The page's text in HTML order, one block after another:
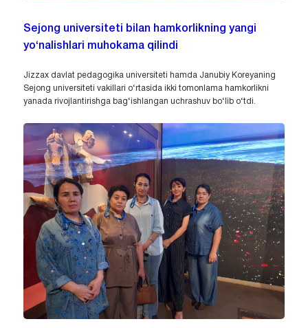
Sejong universiteti bilan hamkorlikning yangi
yo‘nalishlari muhokama qilindi
Jizzax davlat pedagogika universiteti hamda Janubiy Koreyaning
Sejong universiteti vakillari o‘rtasida ikki tomonlama hamkorlikni
yanada rivojlantirishga bag‘ishlangan uchrashuv bo‘lib o‘tdi.